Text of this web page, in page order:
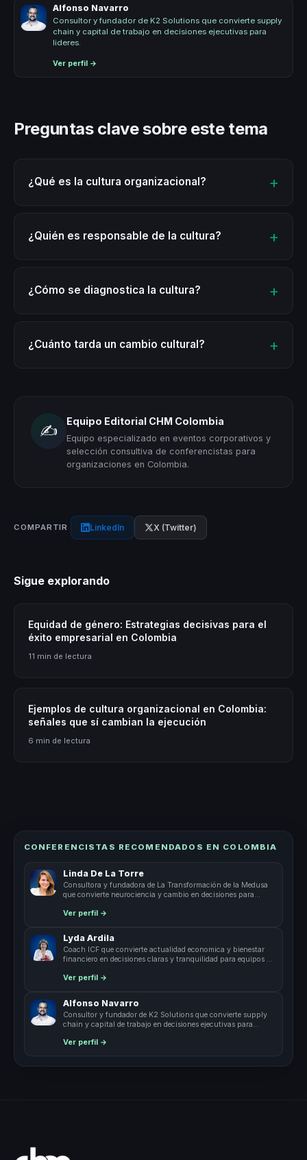
Alfonso Navarro
Consultor y fundador de K2 Solutions que convierte supply
chain y capital de trabajo en decisiones ejecutivas para
lideres.
Ver perfil →
Preguntas clave sobre este tema
¿Qué es la cultura organizacional?
¿Quién es responsable de la cultura?
¿Cómo se diagnostica la cultura?
¿Cuánto tarda un cambio cultural?
✍️
Equipo Editorial CHM Colombia
Equipo especializado en eventos corporativos y
selección consultiva de conferencistas para
organizaciones en Colombia.
COMPARTIR LinkedIn X (Twitter)
Sigue explorando
Equidad de género: Estrategias decisivas para el
éxito empresarial en Colombia
11 min de lectura
Ejemplos de cultura organizacional en Colombia:
señales que sí cambian la ejecución
6 min de lectura
CONFERENCISTAS RECOMENDADOS EN COLOMBIA
Linda De La Torre
Consultora y fundadora de La Transformación de la Medusa
que convierte neurociencia y cambio en decisiones para
Ver perfil →
Lyda Ardila
Coach ICF que convierte actualidad economica y bienestar
financiero en decisiones claras y tranquilidad para equipos y
Ver perfil →
Alfonso Navarro
Consultor y fundador de K2 Solutions que convierte supply
chain y capital de trabajo en decisiones ejecutivas para
Ver perfil →